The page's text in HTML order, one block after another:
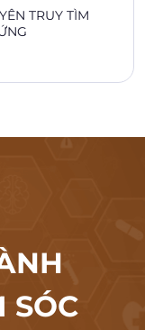
TRUY TÌM
SÓC